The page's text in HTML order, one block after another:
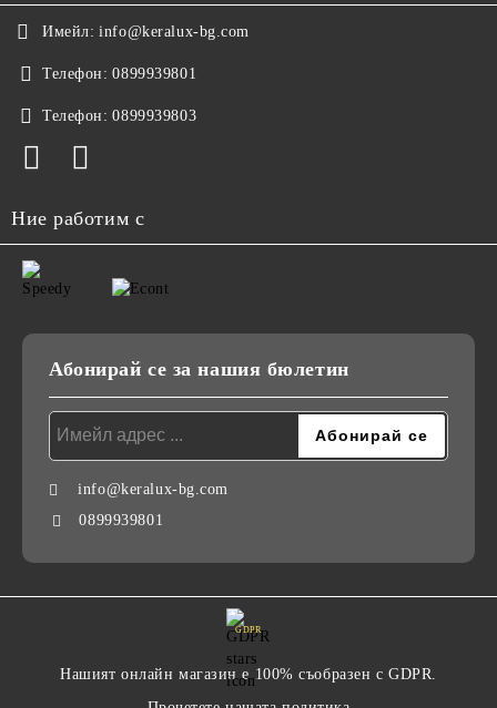
Имейл: info@keralux-bg.com
Телефон: 0899939801
Телефон: 0899939803
Ние работим с
Абонирай се за нашия бюлетин
info@keralux-bg.com
0899939801
GDPR
Нашият онлайн магазин е 100% съобразен с GDPR.